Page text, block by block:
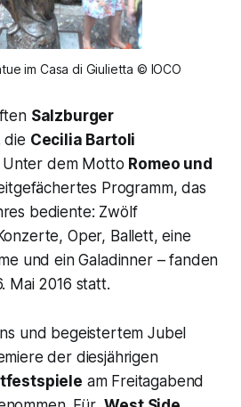
im Casa di Giulietta © IOCO
Salzburger
die Cecilia Bartoli
Unter dem Motto Romeo und
Programm, das
bediente: Zwölf
Oper, Ballett, eine
und ein Galadinner – fanden
Mai 2016 statt.
und begeistertem Jubel
der diesjährigen
am Freitagabend